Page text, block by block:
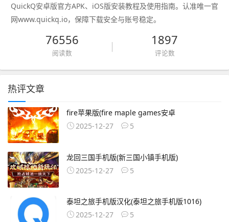
QuickQ安卓版官方APK、iOS版安装教程及使用指南。认准唯一官
网www.quickq.io，保障下载安全与账号稳定。
76556
阅读数
1897
评论数
热评文章
fire苹果版(fire maple games安卓
2025-12-27
5
龙回三国手机版(新三国小镇手机版)
2025-12-27
5
泰坦之旅手机版汉化(泰坦之旅手机版1016)
2025-12-27
5